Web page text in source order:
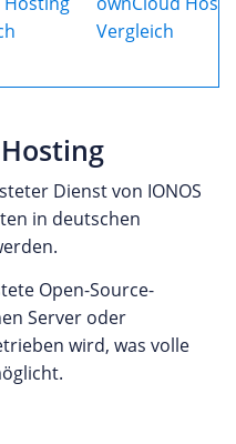
Vergleich
Dienst von IONOS
in deutschen
Open-Source-
Server oder
wird, was volle